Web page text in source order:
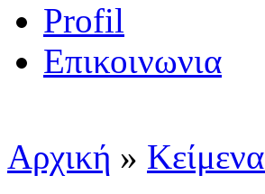
Profil
Επικοινωνια
Αρχική » Κείμενα